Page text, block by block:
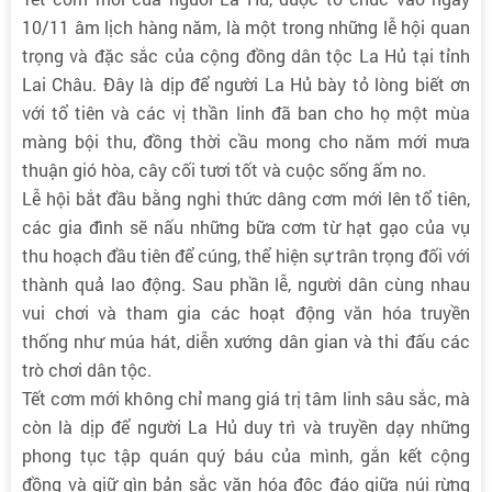
10/11 âm lịch hàng năm, là một trong những lễ hội quan
trọng và đặc sắc của cộng đồng dân tộc La Hủ tại tỉnh
Lai Châu. Đây là dịp để người La Hủ bày tỏ lòng biết ơn
với tổ tiên và các vị thần linh đã ban cho họ một mùa
màng bội thu, đồng thời cầu mong cho năm mới mưa
thuận gió hòa, cây cối tươi tốt và cuộc sống ấm no.
Lễ hội bắt đầu bằng nghi thức dâng cơm mới lên tổ tiên,
các gia đình sẽ nấu những bữa cơm từ hạt gạo của vụ
thu hoạch đầu tiên để cúng, thể hiện sự trân trọng đối với
thành quả lao động. Sau phần lễ, người dân cùng nhau
vui chơi và tham gia các hoạt động văn hóa truyền
thống như múa hát, diễn xướng dân gian và thi đấu các
trò chơi dân tộc.
Tết cơm mới không chỉ mang giá trị tâm linh sâu sắc, mà
còn là dịp để người La Hủ duy trì và truyền dạy những
phong tục tập quán quý báu của mình, gắn kết cộng
đồng và giữ gìn bản sắc văn hóa độc đáo giữa núi rừng